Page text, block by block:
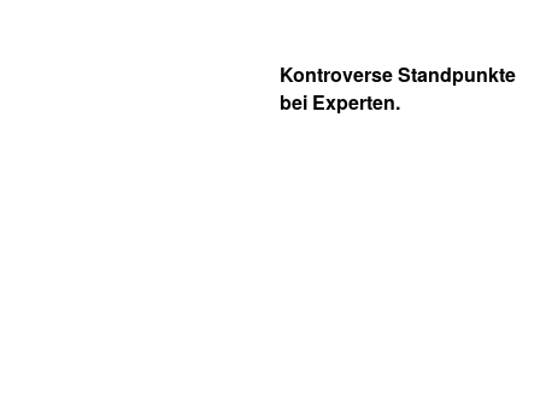
Kontroverse Standpunkte
bei Experten.